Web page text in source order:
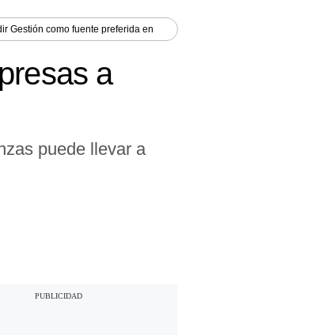
Gestión como fuente preferida en
a
puede llevar a